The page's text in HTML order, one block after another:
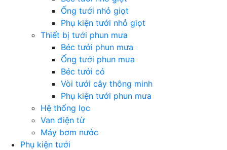
Ống tưới nhỏ giọt
Phụ kiện tưới nhỏ giọt
Thiết bị tưới phun mưa
Béc tưới phun mưa
Ống tưới phun mưa
Béc tưới cỏ
Vòi tưới cây thông minh
Phụ kiện tưới phun mưa
Hệ thống lọc
Van điện từ
Máy bơm nước
Phụ kiện tưới